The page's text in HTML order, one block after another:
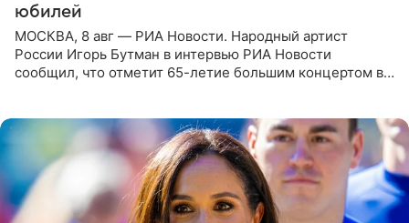
юбилей
МОСКВА, 8 авг — РИА Новости. Народный артист
России Игорь Бутман в интервью РИА Новости
сообщил, что отметит 65-летие большим концертом в